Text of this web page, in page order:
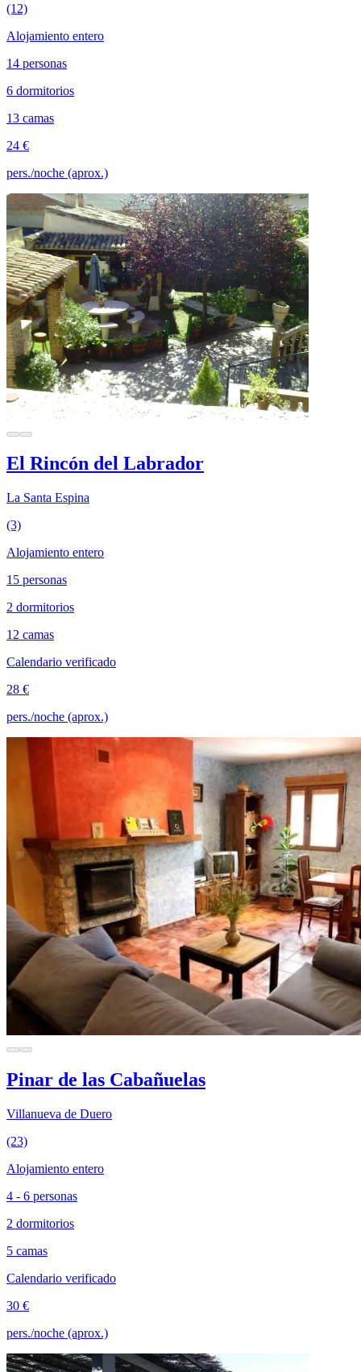
(12)
Alojamiento entero
14 personas
6 dormitorios
13 camas
24 €
pers./noche (aprox.)
El Rincón del Labrador
La Santa Espina
(3)
Alojamiento entero
15 personas
2 dormitorios
12 camas
Calendario verificado
28 €
pers./noche (aprox.)
Pinar de las Cabañuelas
Villanueva de Duero
(23)
Alojamiento entero
4 - 6 personas
2 dormitorios
5 camas
Calendario verificado
30 €
pers./noche (aprox.)